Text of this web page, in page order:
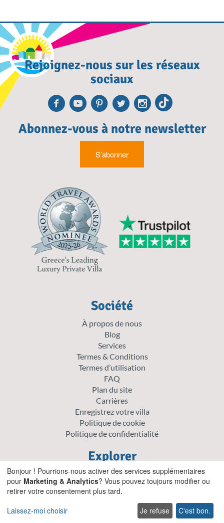
Rejoignez-nous sur les réseaux
sociaux
Facebook
Youtube
Pinterest
TwitterTikTok
Abonnez-vous à notre newsletter
S’abonner
Société
À propos de nous
Blog
Services
Termes & Conditions
Termes d’utilisation
FAQ
Plan du site
Carrières
Enregistrez votre villa
Politique de cookie
Politique de confidentialité
Explorer
Offre spéciale villas
Villas traditionnelles
Villas acceptant les animaux de compagnie en Crète
Villas pour Mariages et Événements en Crète
Villas avec piscines chauffées en Crète
Bonjour ! Pourrions-nous activer des services supplémentaires
pour Marketing & Analytics? Vous pouvez toujours modifier ou
retirer votre consentement plus tard.
Laissez-moi choisir
Je refuse C'est bon.